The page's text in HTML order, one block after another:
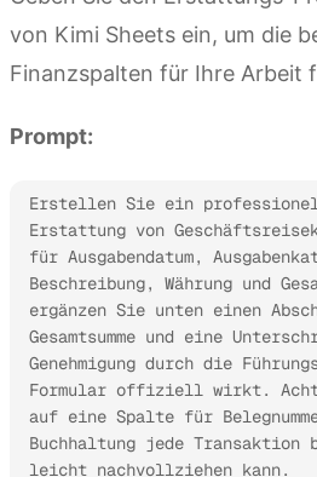
von Kimi Sheets ein, um die
Finanzspalten für Ihre Arbeit
Prompt:
Erstellen Sie ein
Erstattung von
für Ausgabendatum,
Beschreibung, Währung und
ergänzen Sie unten einen
Gesamtsumme und eine
Genehmigung durch die
Formular offiziell wirkt.
auf eine Spalte für
Buchhaltung jede Transaktion
leicht nachvollziehen kann.